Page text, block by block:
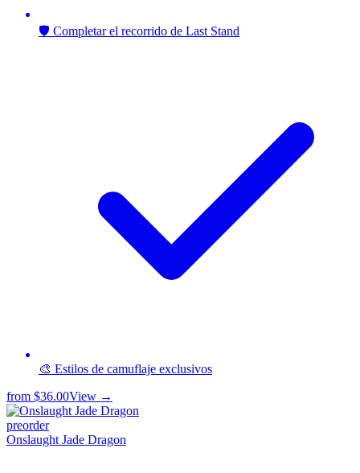
🛡️ Completar el recorrido de Last Stand
🎨 Estilos de camuflaje exclusivos
from $36.00View →
preorder
Onslaught Jade Dragon